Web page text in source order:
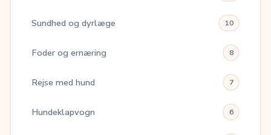
Sundhed og dyrlæge 10
Foder og ernæring 8
Rejse med hund 7
Hundeklapvogn 6